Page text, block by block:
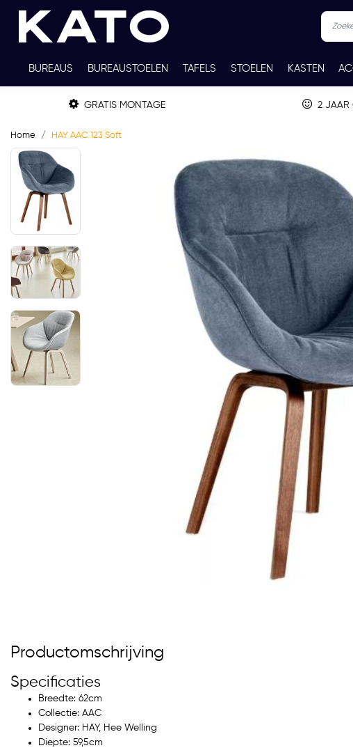
BUREAUS BUREAUSTOELEN TAFELS STOELEN KASTEN
TWEEDEHANDS THUISWERKPLEKKEN WERKBLADKLEUREN
GRATIS MONTAGE 2 JAAR
Home HAY AAC 123 Soft
Productomschrijving
Specificaties
Breedte: 62cm
Collectie: AAC
Designer: HAY, Hee Welling
Diepte: 59,5cm